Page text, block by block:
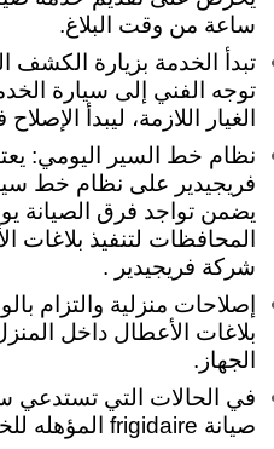
ساعة من وقت البلاغ.
تبدأ الخدمة بزيارة الكشف
توجه الفني إلى سيارة
الغيار اللازمة، ليبدأ
نظام خط السير اليومي:
فريجيدير على نظام خط
يضمن تواجد فرق الصيانة
المحافظات لتنفيذ بلاغات
شركة فريجيدير .
إصلاحات منزلية والتزام
بلاغات الأعطال داخل
الجهاز.
في الحالات التي تستدعي
صيانة frigidaire المؤهله للخدمة ،